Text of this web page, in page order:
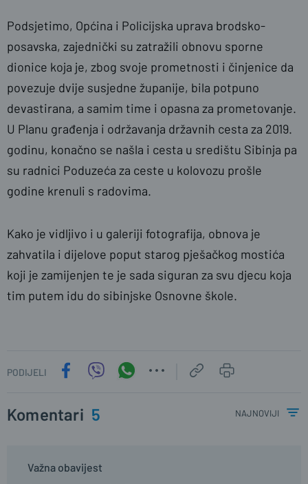
Podsjetimo, Općina i Policijska uprava brodsko-
posavska, zajednički su zatražili obnovu sporne
dionice koja je, zbog svoje prometnosti i činjenice da
povezuje dvije susjedne županije, bila potpuno
devastirana, a samim time i opasna za prometovanje.
U Planu građenja i održavanja državnih cesta za 2019.
godinu, konačno se našla i cesta u središtu Sibinja pa
su radnici Poduzeća za ceste u kolovozu prošle
godine krenuli s radovima.
Kako je vidljivo i u galeriji fotografija, obnova je
zahvatila i dijelove poput starog pješačkog mostića
koji je zamijenjen te je sada siguran za svu djecu koja
tim putem idu do sibinjske Osnovne škole.
PODIJELI
Komentari 5 najnoviji
Važna obavijest